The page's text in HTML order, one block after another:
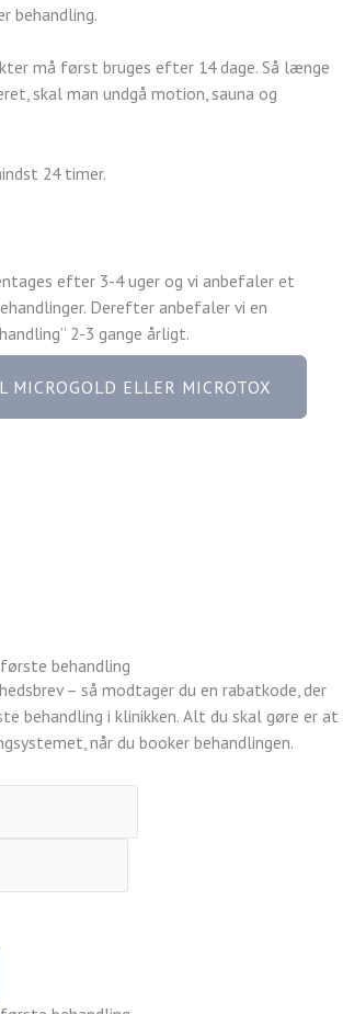
behandling.
må først bruges efter 14 dage. Så længe
skal man undgå motion, sauna og
24 timer.
efter 3-4 uger og vi anbefaler et
Derefter anbefaler vi en
2-3 gange årligt.
ELLER MICROTOX
behandling
– så modtager du en rabatkode, der
behandling i klinikken. Alt du skal gøre er at
når du booker behandlingen.
gerne tilmeldes og modtage rabatkoden